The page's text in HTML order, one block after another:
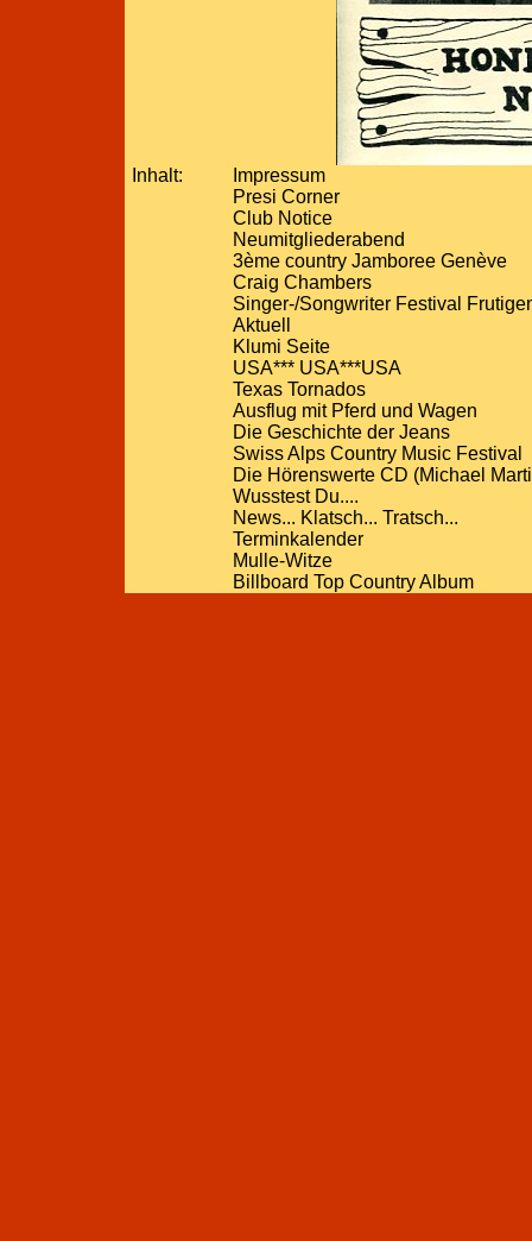
Inhalt:
Impressum
Presi Corner
Club Notice
Neumitgliederabend
3ème country Jamboree Genève
Craig Chambers
Singer-/Songwriter Festival
Aktuell
Klumi Seite
USA*** USA***USA
Texas Tornados
Ausflug mit Pferd und Wagen
Die Geschichte der Jeans
Swiss Alps Country Music Festival
Die Hörenswerte CD (Michael
Wusstest Du....
News... Klatsch... Tratsch...
Terminkalender
Mulle-Witze
Billboard Top Country Album